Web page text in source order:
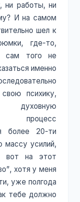
ни работы, ни
И на самом
шел к
где-то,
сам того не
именно
психику,
духовную
процесс
более 20-ти
массу усилий,
вот на этот
хотя у меня
уже полгода
тебе должно